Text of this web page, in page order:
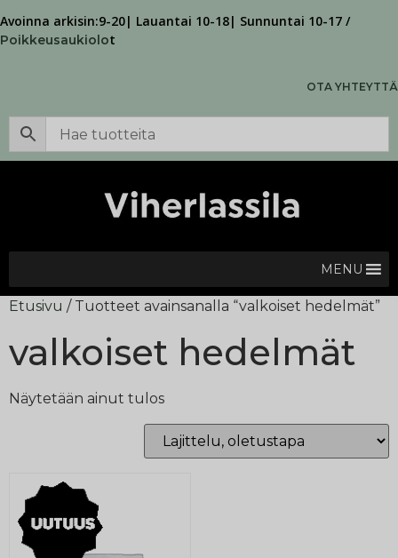
Avoinna arkisin:9-20| Lauantai 10-18| Sunnuntai 10-17 /
Poikkeusaukiolot
OTA YHTEYTTÄ
MENU
Etusivu / Tuotteet avainsanalla “valkoiset hedelmät”
valkoiset hedelmät
Näytetään ainut tulos